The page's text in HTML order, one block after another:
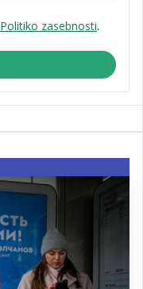
Politiko zasebnosti.